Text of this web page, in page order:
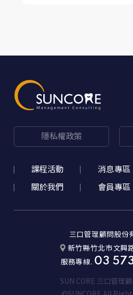
隱私權政策
課程活動 消息專區
關於我們
會員專區
三口管理顧問股份
新竹縣竹北市文興
服務專線. 03
SUN CORE 三口管理